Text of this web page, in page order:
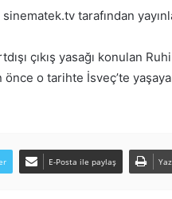
tarafından
çıkış yasağı konulan
o tarihte İsveç’te
E-Posta ile paylaş